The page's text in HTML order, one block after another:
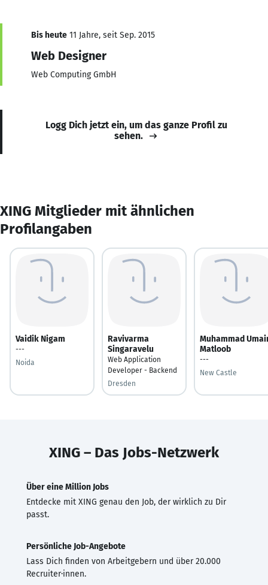
Bis heute 11 Jahre, seit Sep. 2015
Web Designer
Web Computing GmbH
Logg Dich jetzt ein, um das ganze Profil zu
sehen.
XING Mitglieder mit ähnlichen
Profilangaben
Vaidik Nigam
---
Noida
Ravivarma
Singaravelu
Web Application
Developer - Backend
Dresden
Muhammad
Matloob
---
New Castle
XING – Das Jobs-Netzwerk
Über eine Million Jobs
Entdecke mit XING genau den Job, der wirklich zu Dir
passt.
Persönliche Job-Angebote
Lass Dich finden von Arbeitgebern und über 20.000
Recruiter·innen.